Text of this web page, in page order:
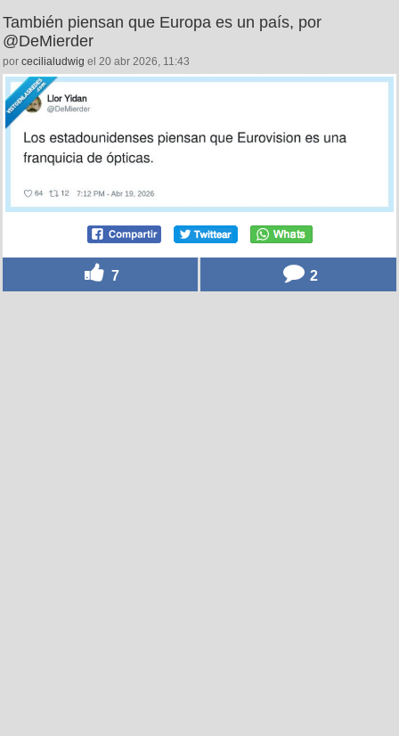
También piensan que Europa es un país, por
@DeMierder
por cecilialudwig el 20 abr 2026, 11:43
7 2